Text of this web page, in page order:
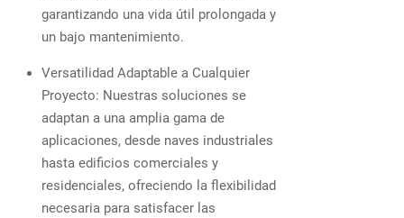
garantizando una vida útil prolongada y
un bajo mantenimiento.
Versatilidad Adaptable a Cualquier
Proyecto: Nuestras soluciones se
adaptan a una amplia gama de
aplicaciones, desde naves industriales
hasta edificios comerciales y
residenciales, ofreciendo la flexibilidad
necesaria para satisfacer las